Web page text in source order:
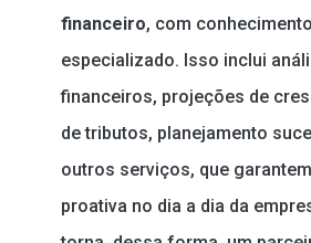
financeiro, com
especializado. Isso inclui
financeiros, projeções de
de tributos, planejamento
outros serviços, que
proativa no dia a dia da